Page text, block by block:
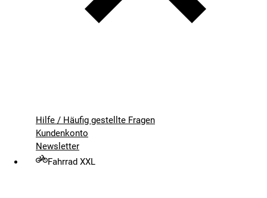
Hilfe / Häufig gestellte Fragen
Kundenkonto
Newsletter
Fahrrad XXL